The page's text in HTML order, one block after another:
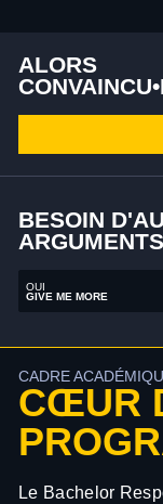
ALORS
BESOIN
OUI
GIVE ME MORE
CADRE
CŒUR
Le Bachelor